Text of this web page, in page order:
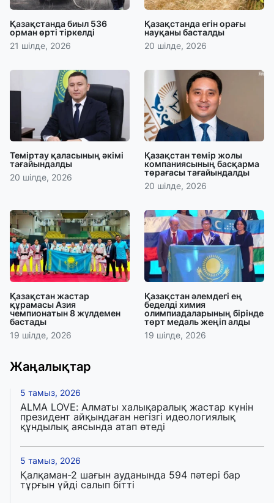
Қазақстанда биыл 536
орман өрті тіркелді
21 шілде, 2026
Қазақстанда егін орағы
науқаны басталды
20 шілде, 2026
Теміртау қаласының әкімі
тағайындалды
20 шілде, 2026
Қазақстан темір жолы
компаниясының басқарма
төрағасы тағайындалды
20 шілде, 2026
Қазақстан жастар
құрамасы Азия
чемпионатын 8 жүлдемен
бастады
19 шілде, 2026
Қазақстан әлемдегі ең
беделді химия
олимпиадаларының бірінде
төрт медаль жеңіп алды
19 шілде, 2026
Жаңалықтар
5 тамыз, 2026
ALMA LOVE: Алматы халықаралық жастар күнін
президент айқындаған негізгі идеологиялық
құндылық аясында атап өтеді
5 тамыз, 2026
Қалқаман-2 шағын ауданында 594 пәтері бар
тұрғын үйді салып бітті